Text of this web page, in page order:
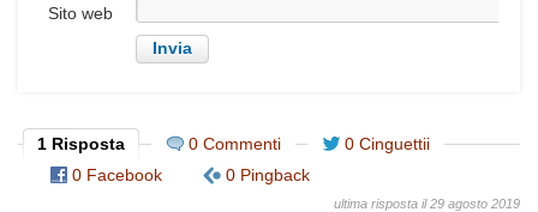
Sito web
1 Risposta 0 Commenti
0 Cinguettii
0 Facebook
0 Pingback
ultima risposta il 29 agosto 2019